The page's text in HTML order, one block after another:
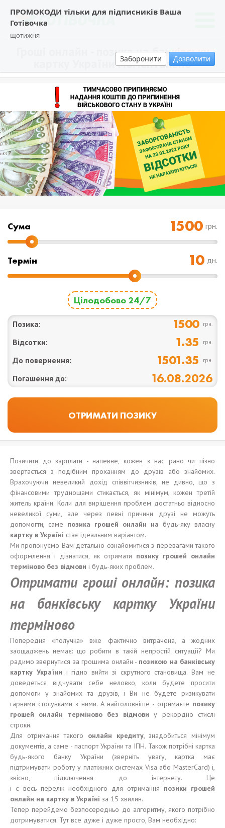
ПРОМОКОДИ тільки для підписників Ваша
Готівочка
щотижня
Заборонити Дозволити
Гроші онлайн - позика на банківську
картку України моментально
Cума грн.
Термін дн.
Цілодобово 24/7
Позика: 1500 грн.
Відсотки: 1.35 грн.
До повернення: 1501.35 грн.
Погашення до: 16.08.2026
Позичити до зарплати - напевне, кожен з нас рано чи пізно
звертається з подібним проханням до друзів або знайомих.
Врахочуючи невеликий дохід співвітчизників, не дивно, що з
фінансовими труднощами стикається, як мінімум, кожен третій
житель країни. Коли для вирішення проблем достатньо відносно
невеликої суми, але через певні причини друзі не можуть
допомогти, саме позика грошей онлайн на будь-яку власну
картку в Україні стає ідеальним варіантом.
Ми пропонуємо Вам детально ознайомитися з перевагами такого
оформлення і дізнатися, як отримати позику грошей онлайн
терміново без відмови і будь-яких проблем.
Отримати гроші онлайн: позика
на банківську картку України
терміново
Попередня «получка» вже фактично витрачена, а жодних
заощаджень немає: що робити в такій непростій ситуації? Ми
радимо звернутися за грошима онлайн - позикою на банківську
картку України і гідно вийти зі скрутного становища. Вам не
доведеться відчувати себе неловко, коли будете просити
допомоги у знайомих та друзів, і Ви не будете ризикувати
гарними стосунками з ними. А найголовніше - отримаєте позику
грошей онлайн терміново без відмовиу рекордно стислі
строки.
Для отримання такого онлайн кредиту, знадобиться мінімум
документів, а саме - паспорт України та ІПН. Також потрібні картка
будь-якого банку України (зверніть увагу, картка має
підтримувати роботу у платіжних системах Visa або MasterCard) і,
звісно, підключення до інтернету. Це
і є весь перелік необхідного для отримання позики грошей
онлайн на картку в Україні за 15 хвилин.
Тепер перейдемо безпосередньо до алгоритму, якого потрібно
дотримуватися. Тут все дуже і дуже просто, Вам необхідно: